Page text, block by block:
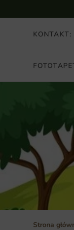
KONTAKT:
Strona